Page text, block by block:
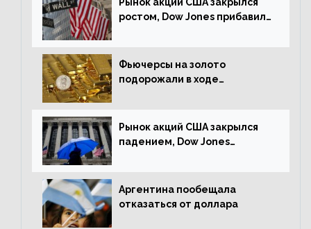
Рынок акций США закрылся
ростом, Dow Jones прибавил
Фьючерсы на золото
подорожали в ходе
Рынок акций США закрылся
падением, Dow Jones
Аргентина пообещала
отказаться от доллара